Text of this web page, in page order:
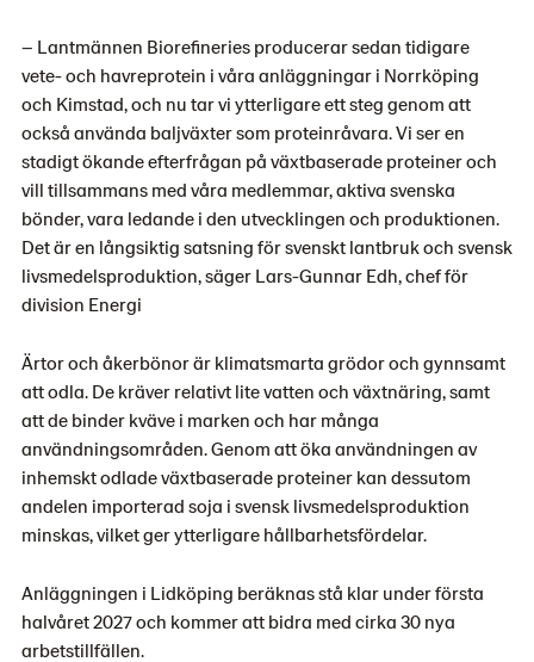
– Lantmännen Biorefineries producerar sedan tidigare
vete- och havreprotein i våra anläggningar i Norrköping
och Kimstad, och nu tar vi ytterligare ett steg genom att
också använda baljväxter som proteinråvara. Vi ser en
stadigt ökande efterfrågan på växtbaserade proteiner och
vill tillsammans med våra medlemmar, aktiva svenska
bönder, vara ledande i den utvecklingen och produktionen.
Det är en långsiktig satsning för svenskt lantbruk och svensk
livsmedelsproduktion, säger Lars-Gunnar Edh, chef för
division Energi
Ärtor och åkerbönor är klimatsmarta grödor och gynnsamt
att odla. De kräver relativt lite vatten och växtnäring, samt
att de binder kväve i marken och har många
användningsområden. Genom att öka användningen av
inhemskt odlade växtbaserade proteiner kan dessutom
andelen importerad soja i svensk livsmedelsproduktion
minskas, vilket ger ytterligare hållbarhetsfördelar.
Anläggningen i Lidköping beräknas stå klar under första
halvåret 2027 och kommer att bidra med cirka 30 nya
arbetstillfällen.